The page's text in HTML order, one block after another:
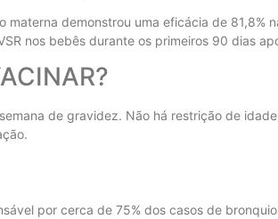
materna demonstrou uma eficácia de 81,8%
nos bebês durante os primeiros 90 dias
de gravidez. Não há restrição de
por cerca de 75% dos casos de